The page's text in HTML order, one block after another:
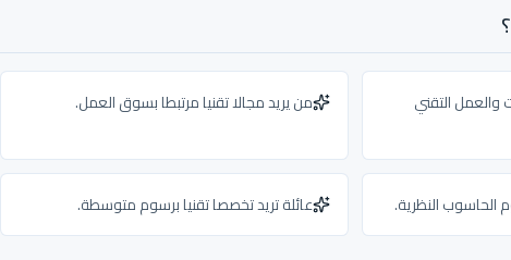
والعمل التقني
من يريد مجالا تقنيا مرتبطا بسوق العمل.
الحاسوب النظرية. عائلة تريد تخصصا تقنيا برسوم متوسطة.